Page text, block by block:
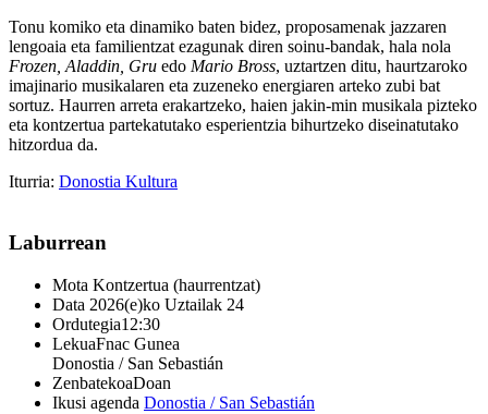
Tonu komiko eta dinamiko baten bidez, proposamenak jazzaren
lengoaia eta familientzat ezagunak diren soinu-bandak, hala nola
Frozen, Aladdin, Gru edo Mario Bross, uztartzen ditu, haurtzaroko
imajinario musikalaren eta zuzeneko energiaren arteko zubi bat
sortuz. Haurren arreta erakartzeko, haien jakin-min musikala pizteko
eta kontzertua partekatutako esperientzia bihurtzeko diseinatutako
hitzordua da.
Iturria: Donostia Kultura
Laburrean
Mota Kontzertua (haurrentzat)
Data 2026(e)ko Uztailak 24
Ordutegia12:30
LekuaFnac Gunea
Donostia / San Sebastián
ZenbatekoaDoan
Ikusi agenda Donostia / San Sebastián